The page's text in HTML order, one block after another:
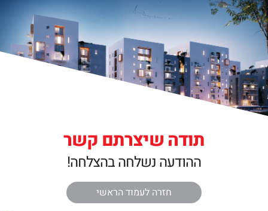
תודה שיצרתם קשר
ההודעה נשלחה בהצלחה!
חזרה לעמוד הראשי